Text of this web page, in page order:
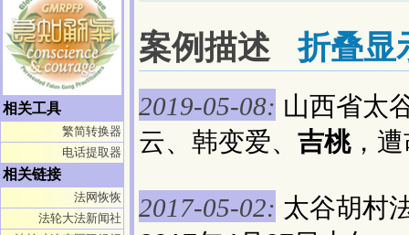
相关工具
繁简转换器
电话提取器
相关链接
法网恢恢
法轮大法新闻社
案例描述折叠显
2019-05-08: 山西省太
云、韩变爱、 吉桃，
2017-05-02: 太谷胡村